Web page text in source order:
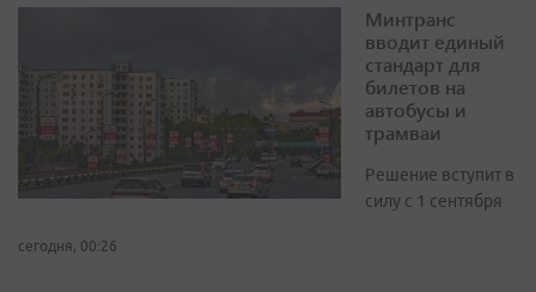
Минтранс
вводит единый
стандарт для
билетов на
автобусы и
трамваи
Решение вступит в
силу с 1 сентября
сегодня, 00:26